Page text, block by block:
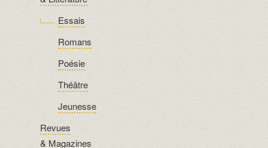
Essais
Romans
Poésie
Théâtre
Jeunesse
Revues
& Magazines